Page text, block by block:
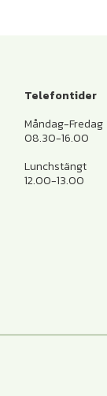
Telefontider
Måndag-Fredag
08.30-16.00
Lunchstängt
12.00-13.00